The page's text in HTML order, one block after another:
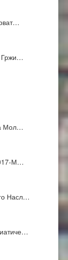
Гржи…
Мол…
М…
Насл…